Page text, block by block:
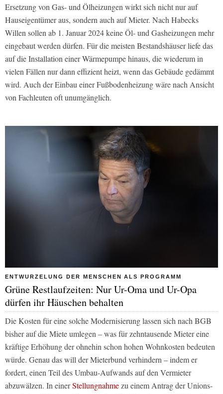
Ersetzung von Gas- und Ölheizungen wirkt sich nicht nur auf
Hauseigentümer aus, sondern auch auf Mieter. Nach Habecks
Willen sollen ab 1. Januar 2024 keine Öl- und Gasheizungen mehr
eingebaut werden dürfen. Für die meisten Bestandshäuser liefe das
auf die Installation einer Wärmepumpe hinaus, die wiederum in
vielen Fällen nur dann effizient heizt, wenn das Gebäude gedämmt
wird. Auch der Einbau einer Fußbodenheizung wäre nach Ansicht
von Fachleuten oft unumgänglich.
ENTWURZELUNG DER MENSCHEN ALS PROGRAMM
Grüne Restlaufzeiten: Nur Ur-Oma und Ur-Opa
dürfen ihr Häuschen behalten
Die Kosten für eine solche Modernisierung lassen sich nach BGB
bisher auf die Miete umlegen – was für zehntausende Mieter eine
kräftige Erhöhung der ohnehin schon hohen Wohnkosten bedeuten
würde. Genau das will der Mieterbund verhindern – indem er
fordert, einen Teil des Umbau-Aufwands auf den Vermieter
abzuwälzen. In einerStellungnahmezu einem Antrag der Unions-